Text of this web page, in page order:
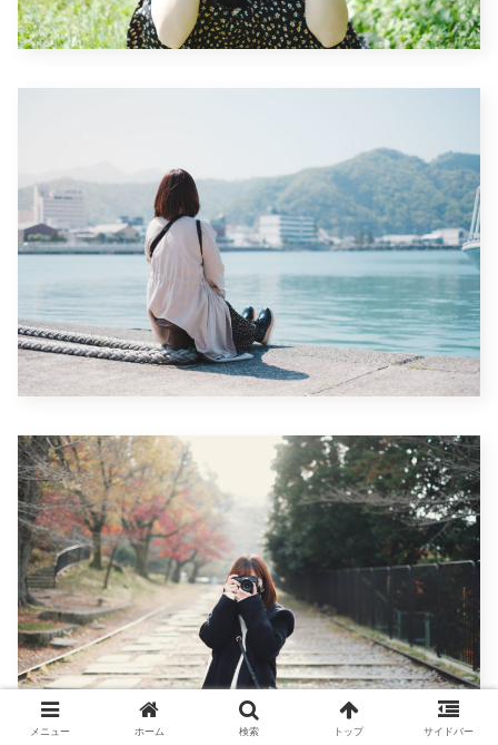
メニュー ホーム 検索 トップ サイドバー